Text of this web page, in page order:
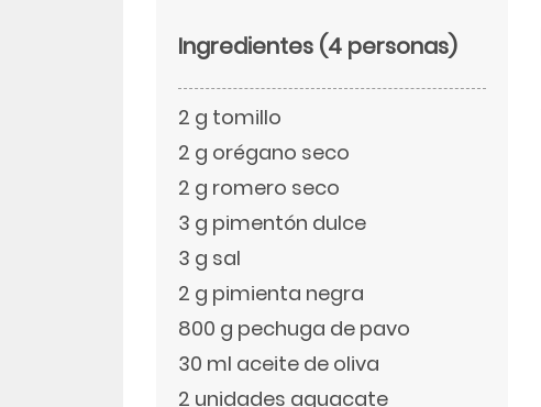
Ingredientes (4 personas)
2 g tomillo
2 g orégano seco
2 g romero seco
3 g pimentón dulce
3 g sal
2 g pimienta negra
800 g pechuga de pavo
30 ml aceite de oliva
2 unidades aguacate